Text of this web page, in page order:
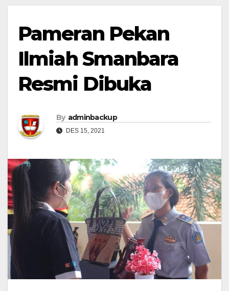
Pameran Pekan
Ilmiah Smanbara
Resmi Dibuka
By adminbackup
DES 15, 2021